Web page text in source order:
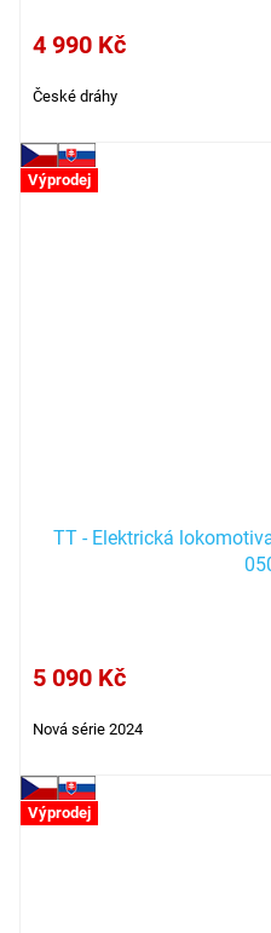
4 990 Kč
České dráhy
Výprodej
TT - Elektrická
5 090 Kč
Nová série 2024
Výprodej